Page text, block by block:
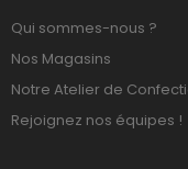
Qui sommes-nous ?
Nos Magasins
Notre Atelier de
Rejoignez nos équipes !